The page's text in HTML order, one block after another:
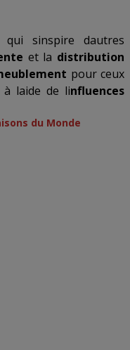
qui sinspire dautres
et la distribution
pour ceux
laide de linfluences
du Monde